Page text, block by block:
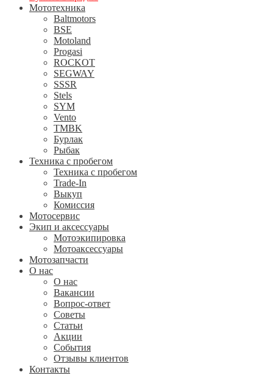
Мототехника
Baltmotors
BSE
Motoland
Progasi
ROCKOT
SEGWAY
SSSR
Stels
SYM
Vento
TMBK
Бурлак
Рыбак
Техника с пробегом
Техника с пробегом
Trade-In
Выкуп
Комиссия
Мотосервис
Экип и аксессуары
Мотоэкипировка
Мотоаксессуары
Мотозапчасти
О нас
О нас
Вакансии
Вопрос-ответ
Советы
Статьи
Акции
События
Отзывы клиентов
Контакты